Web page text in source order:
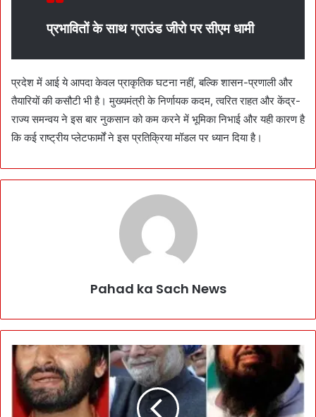
प्रभावितों के साथ ग्राउंड जीरो पर सीएम धामी
प्रदेश में आई ये आपदा केवल प्राकृतिक घटना नहीं, बल्कि शासन-प्रणाली और
तैयारियों की कसौटी भी है। मुख्यमंत्री के निर्णायक कदम, त्वरित राहत और केंद्र-
राज्य समन्वय ने इस बार नुकसान को कम करने में भूमिका निभाई और यही कारण है
कि कई राष्ट्रीय प्लेटफार्मों ने इस प्रतिक्रिया मॉडल पर ध्यान दिया है।
Pahad ka Sach News